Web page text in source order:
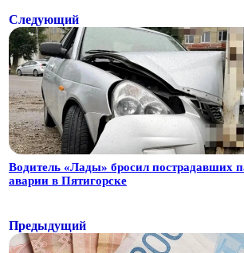
Следующий
Водитель «Лады» бросил пострадавших
аварии в Пятигорске
Предыдущий